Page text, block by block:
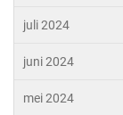
juli 2024
juni 2024
mei 2024